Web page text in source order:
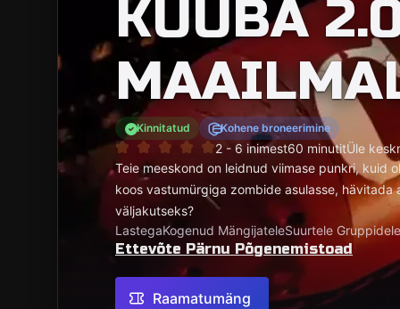
KUUBA
Kinnitatud Kohene broneerimine
2 - 6 inimest60 minutitÜle
Teie meeskond on leidnud viimase punkri, kuid
koos vastumürgiga zombide asulasse, hävitada
väljakutseks?
LastegaKogenud MängijateleSuurtele Gruppidele
Ettevõte Pärnu Põgenemistoad
Raamatumäng